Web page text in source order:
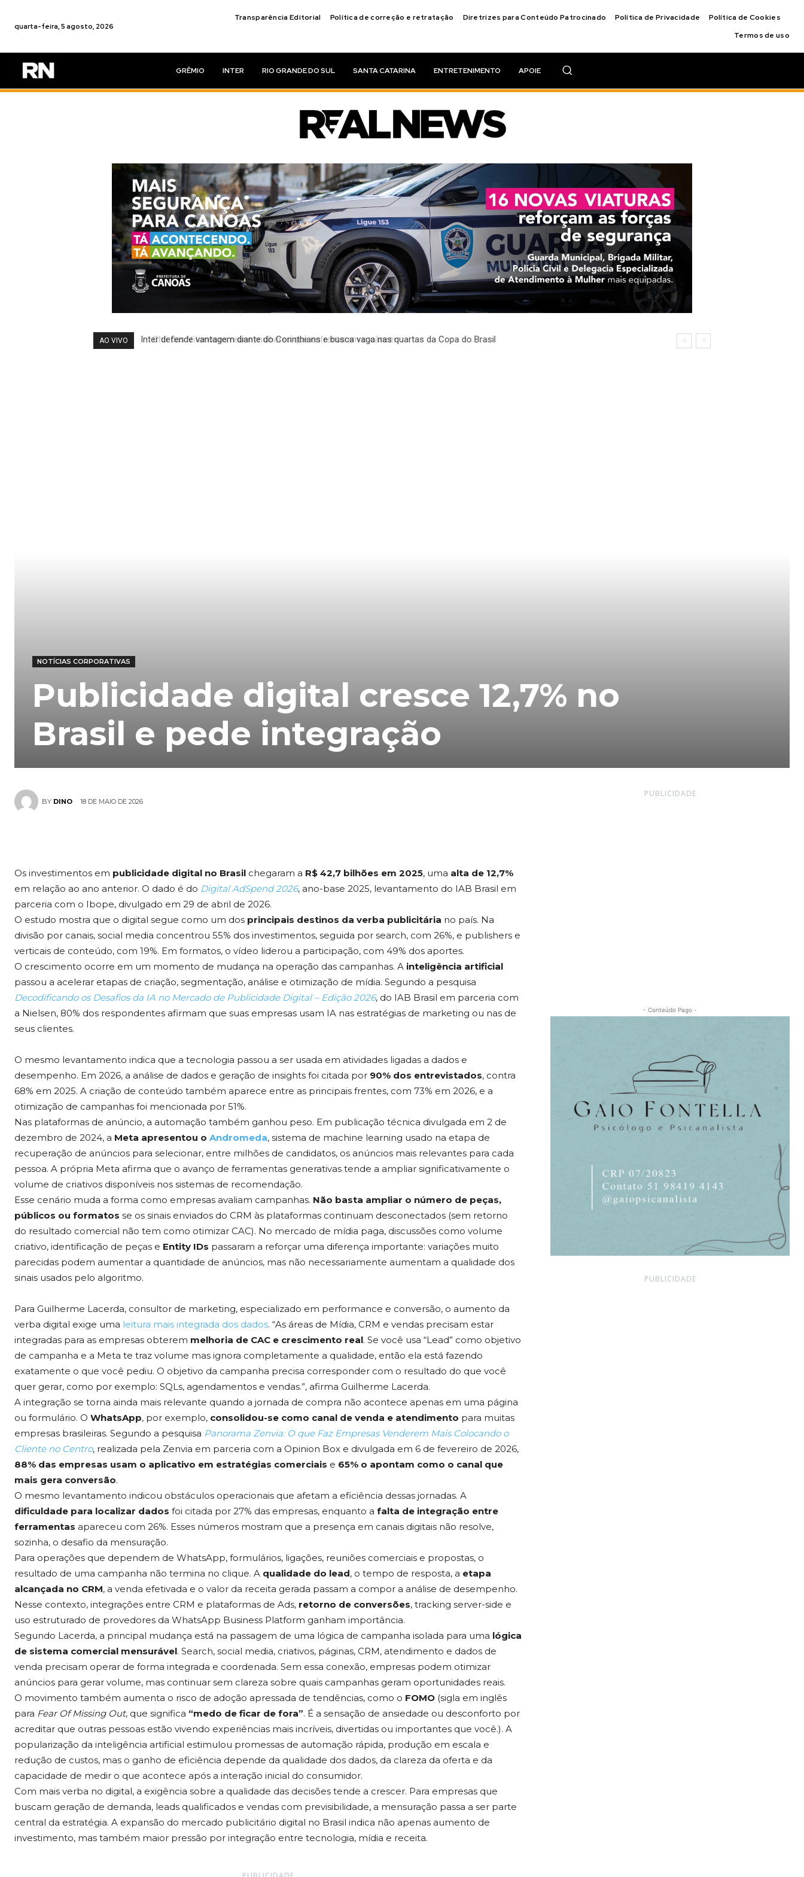
quarta-feira, 5 agosto, 2026
Transparência Editorial Política de correção e retratação Diretrizes para Conteúdo Patrocinado Política de Privacidade
Política de Cookies
Termos de uso
GRÊMIO INTER RIO GRANDE DO SUL SANTA CATARINA ENTRETENIMENTO APOIE
AO VIVO Chá das Vitoriosas reúne mulheres que enfrentaram o câncer
NOTÍCIAS CORPORATIVAS
Publicidade digital cresce 12,7% no
Brasil e pede integração
BY DINO 18 DE MAIO DE 2026
Os investimentos em publicidade digital no Brasil chegaram a R$ 42,7 bilhões em 2025, uma alta de 12,7%
em relação ao ano anterior. O dado é do Digital AdSpend 2026, ano-base 2025, levantamento do IAB Brasil em
parceria com o Ibope, divulgado em 29 de abril de 2026.
O estudo mostra que o digital segue como um dos principais destinos da verba publicitária no país. Na
divisão por canais, social media concentrou 55% dos investimentos, seguida por search, com 26%, e publishers e
verticais de conteúdo, com 19%. Em formatos, o vídeo liderou a participação, com 49% dos aportes.
O crescimento ocorre em um momento de mudança na operação das campanhas. A inteligência artificial
passou a acelerar etapas de criação, segmentação, análise e otimização de mídia. Segundo a pesquisa
Decodificando os Desafios da IA no Mercado de Publicidade Digital – Edição 2026, do IAB Brasil em parceria com
a Nielsen, 80% dos respondentes afirmam que suas empresas usam IA nas estratégias de marketing ou nas de
seus clientes.
O mesmo levantamento indica que a tecnologia passou a ser usada em atividades ligadas a dados e
desempenho. Em 2026, a análise de dados e geração de insights foi citada por 90% dos entrevistados, contra
68% em 2025. A criação de conteúdo também aparece entre as principais frentes, com 73% em 2026, e a
otimização de campanhas foi mencionada por 51%.
Nas plataformas de anúncio, a automação também ganhou peso. Em publicação técnica divulgada em 2 de
dezembro de 2024, a Meta apresentou o Andromeda, sistema de machine learning usado na etapa de
recuperação de anúncios para selecionar, entre milhões de candidatos, os anúncios mais relevantes para cada
pessoa. A própria Meta afirma que o avanço de ferramentas generativas tende a ampliar significativamente o
volume de criativos disponíveis nos sistemas de recomendação.
Esse cenário muda a forma como empresas avaliam campanhas. Não basta ampliar o número de peças,
públicos ou formatos se os sinais enviados do CRM às plataformas continuam desconectados (sem retorno
do resultado comercial não tem como otimizar CAC). No mercado de mídia paga, discussões como volume
criativo, identificação de peças e Entity IDs passaram a reforçar uma diferença importante: variações muito
parecidas podem aumentar a quantidade de anúncios, mas não necessariamente aumentam a qualidade dos
sinais usados pelo algoritmo.
Para Guilherme Lacerda, consultor de marketing, especializado em performance e conversão, o aumento da
verba digital exige uma leitura mais integrada dos dados. “As áreas de Mídia, CRM e vendas precisam estar
integradas para as empresas obterem melhoria de CAC e crescimento real. Se você usa “Lead” como objetivo
de campanha e a Meta te traz volume mas ignora completamente a qualidade, então ela está fazendo
exatamente o que você pediu. O objetivo da campanha precisa corresponder com o resultado do que você
quer gerar, como por exemplo: SQLs, agendamentos e vendas.”, afirma Guilherme Lacerda.
A integração se torna ainda mais relevante quando a jornada de compra não acontece apenas em uma página
ou formulário. O WhatsApp, por exemplo, consolidou-se como canal de venda e atendimento para muitas
empresas brasileiras. Segundo a pesquisa Panorama Zenvia: O que Faz Empresas Venderem Mais Colocando o
Cliente no Centro, realizada pela Zenvia em parceria com a Opinion Box e divulgada em 6 de fevereiro de 2026,
88% das empresas usam o aplicativo em estratégias comerciais e 65% o apontam como o canal que
mais gera conversão.
O mesmo levantamento indicou obstáculos operacionais que afetam a eficiência dessas jornadas. A
dificuldade para localizar dados foi citada por 27% das empresas, enquanto a falta de integração entre
ferramentas apareceu com 26%. Esses números mostram que a presença em canais digitais não resolve,
sozinha, o desafio da mensuração.
Para operações que dependem de WhatsApp, formulários, ligações, reuniões comerciais e propostas, o
resultado de uma campanha não termina no clique. A qualidade do lead, o tempo de resposta, a etapa
alcançada no CRM, a venda efetivada e o valor da receita gerada passam a compor a análise de desempenho.
Nesse contexto, integrações entre CRM e plataformas de Ads, retorno de conversões, tracking server-side e
uso estruturado de provedores da WhatsApp Business Platform ganham importância.
Segundo Lacerda, a principal mudança está na passagem de uma lógica de campanha isolada para uma lógica
de sistema comercial mensurável. Search, social media, criativos, páginas, CRM, atendimento e dados de
venda precisam operar de forma integrada e coordenada. Sem essa conexão, empresas podem otimizar
anúncios para gerar volume, mas continuar sem clareza sobre quais campanhas geram oportunidades reais.
O movimento também aumenta o risco de adoção apressada de tendências, como o FOMO (sigla em inglês
para Fear Of Missing Out, que significa “medo de ficar de fora”. É a sensação de ansiedade ou desconforto por
acreditar que outras pessoas estão vivendo experiências mais incríveis, divertidas ou importantes que você.). A
popularização da inteligência artificial estimulou promessas de automação rápida, produção em escala e
redução de custos, mas o ganho de eficiência depende da qualidade dos dados, da clareza da oferta e da
capacidade de medir o que acontece após a interação inicial do consumidor.
Com mais verba no digital, a exigência sobre a qualidade das decisões tende a crescer. Para empresas que
buscam geração de demanda, leads qualificados e vendas com previsibilidade, a mensuração passa a ser parte
central da estratégia. A expansão do mercado publicitário digital no Brasil indica não apenas aumento de
investimento, mas também maior pressão por integração entre tecnologia, mídia e receita.
PUBLICIDADE
- Conteúdo Pago -
PUBLICIDADE